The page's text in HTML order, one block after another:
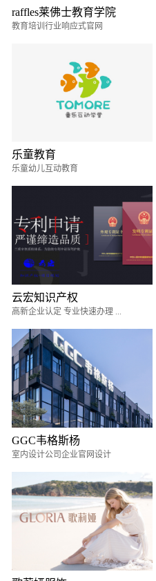
raffles莱佛士教育学院
教育培训行业响应式官网
乐童教育
乐童幼儿互动教育
云宏知识产权
高新企业认定 专业快速办理 ...
GGC韦格斯杨
室内设计公司企业官网设计